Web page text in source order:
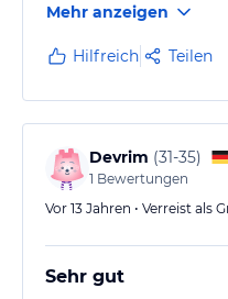
und bestimmt für alle
Vielen Dank für die
Gabriele Mark
Mehr anzeigen
Hilfreich Teilen
Devrim (31-35)
1 Bewertungen
Vor 13 Jahren • Verreist als
Sehr gut